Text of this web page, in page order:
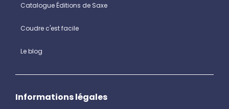
Catalogue Éditions de Saxe
Coudre c'est facile
Le blog
Informations légales